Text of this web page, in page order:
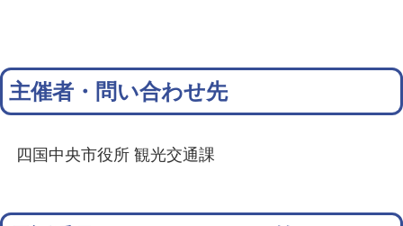
主催者・問い合わせ先
四国中央市役所 観光交通課